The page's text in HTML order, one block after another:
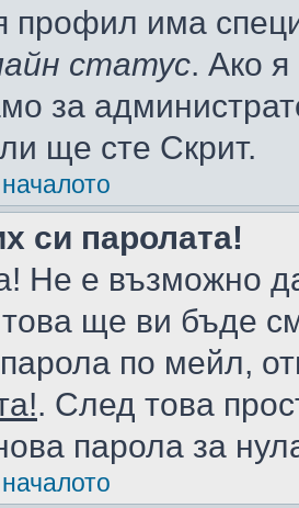
профил има
статус. Ако
за
ще сте Скрит.
си паролата!
Не е възможно
ще ви бъде
по мейл,
. След това
парола за